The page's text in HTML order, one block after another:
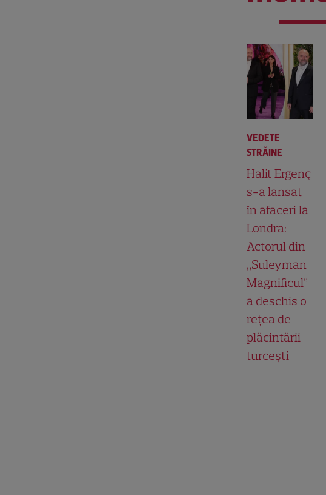
VEDETE
STRĂINE
Halit Ergenç
s-a lansat
în afaceri la
Londra:
Actorul din
„Suleyman
Magnificul”
a deschis o
rețea de
plăcintării
turcești